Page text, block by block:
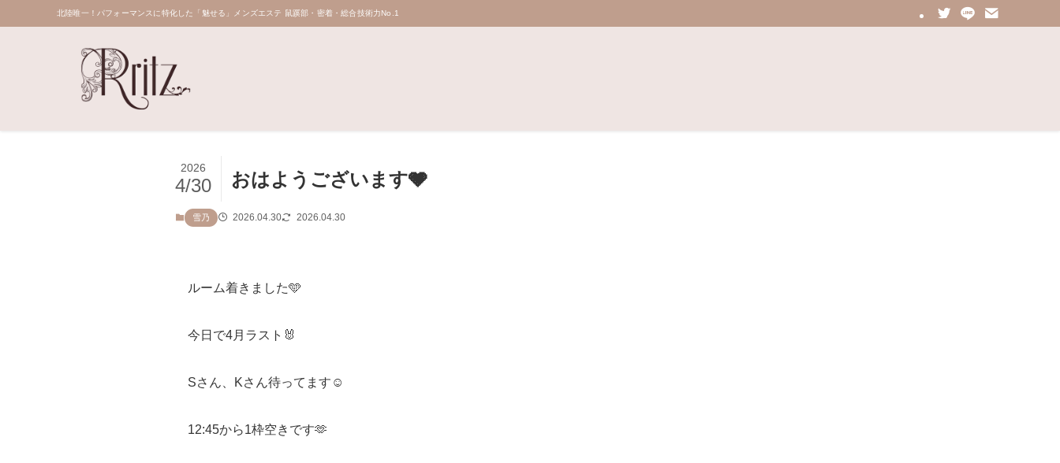
北陸唯一！パフォーマンスに特化した「魅せる」メンズエステ 鼠蹊部・密着・総合技術力No.1
おはようございます🩶
2026
4/30
雪乃 2026.04.30 2026.04.30
ルーム着きました🩵
今日で4月ラスト🐰
Sさん、Kさん待ってます☺️
12:45から1枠空きです🫶